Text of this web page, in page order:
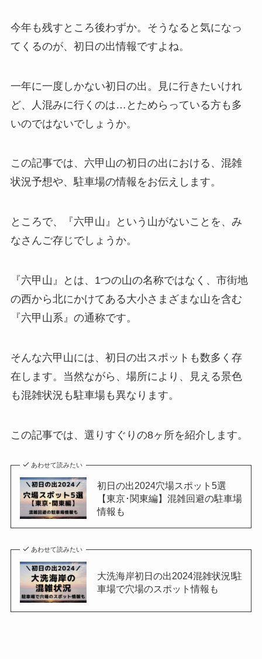
今年も残すところ後わずか。そうなると気になっ
てくるのが、初日の出情報ですよね。
一年に一度しかない初日の出。見に行きたいけれ
ど、人混みに行くのは…とためらっている方も多
いのではないでしょうか。
この記事では、六甲山の初日の出における、混雑
状況予想や、駐車場の情報をお伝えします。
ところで、『六甲山』という山がないことを、み
なさんご存じでしょうか。
『六甲山』とは、1つの山の名称ではなく、市街地
の西から北にかけてある大小さまざまな山を含む
『六甲山系』の通称です。
そんな六甲山には、初日の出スポットも数多く存
在します。当然ながら、場所により、見える景色
も混雑状況も駐車場も異なります。
この記事では、選りすぐりの8ヶ所を紹介します。
あわせて読みたい
初日の出2024穴場スポット5選
【東京･関東編】混雑回避の駐車場
情報も
あわせて読みたい
大洗海岸初日の出2024混雑状況!駐
車場で穴場のスポット情報も